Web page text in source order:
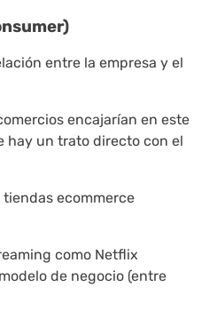
entre la empresa y el
encajarían en este
hay un trato directo con el
tiendas ecommerce
como Netflix
de negocio (entre